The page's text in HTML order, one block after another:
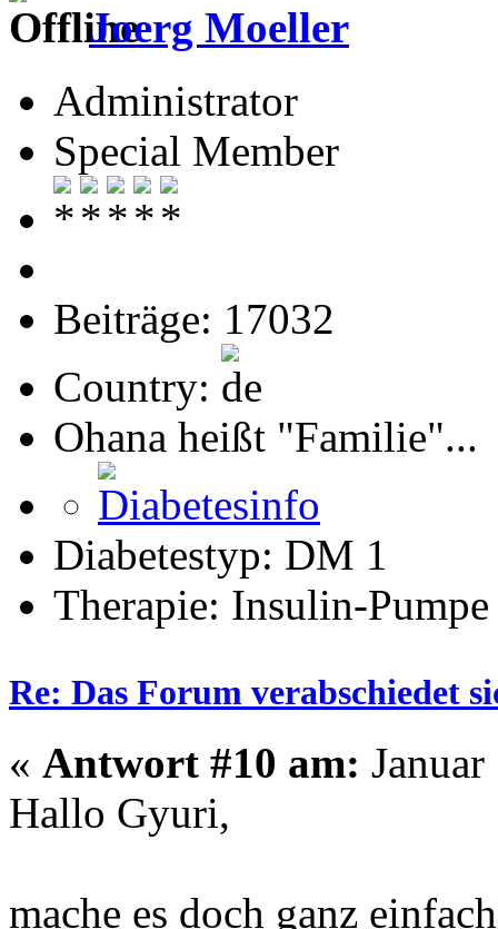
Joerg Moeller
Administrator
Special Member
Beiträge: 17032
Country:
Ohana heißt "Familie"...
Diabetestyp: DM 1
Therapie: Insulin-Pumpe
Re: Das Forum verabschiedet
« Antwort #10 am:
Hallo Gyuri,
mache es doch ganz